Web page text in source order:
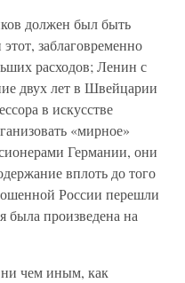
должен был быть
заблаговременно
расходов; Ленин с
двух лет в Швейцарии
в искусстве
«мирное»
Германии, они
вплоть до того
России перешли
была произведена на
ни чем иным, как